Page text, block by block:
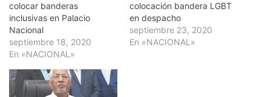
colocar banderas
inclusivas en Palacio
Nacional
septiembre 18, 2020
En «NACIONAL»
colocación bandera LGBT
en despacho
septiembre 23, 2020
En «NACIONAL»